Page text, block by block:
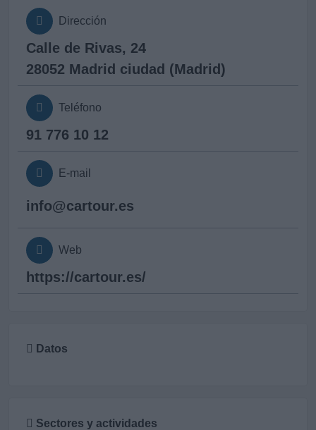
Dirección
Calle de Rivas, 24
28052 Madrid ciudad (Madrid)
Teléfono
91 776 10 12
E-mail
info@cartour.es
Web
https://cartour.es/
Datos
Sectores y actividades